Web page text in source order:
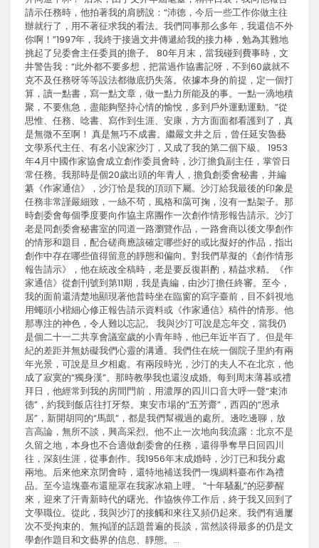
請示任務時，他拍著我的肩膀說：“沛德，今后一些工作你做主往
辦就行了，用不著征求我的看法。我們同事那么多年，我還信不外
你啊！”1997年，我終于接過文井傳遞給我的接力棒，勉為其難地
挑起了兒委會主任委員的擔子。 80年月末，當我碰到費事時，文
井警告我：“此外都不要多想，把當過作協書記呀，不到60歲就不
克不及任務呀等等設法都徹底扔失落。依據本身的前提，定一個打
算，讀一點書，寫一點文章，做一點力所能及的事。一點一滴地積
聚，不要焦急，盡能夠堅持心情的愉悅，多到戶外運動運動。”從
思惟、任務、唸書、寫作到生涯、安康，方方面面都看護到了，真
是無微不至啊！ 真是無巧不成書。繼嚴文井之后，曾任延安魯藝
文學系代主任、有名小說家沙汀，又成了我的第二個下級。 1953
年4月中國作家協會成立創作委員會時，沙汀擔負副主任，掌管日
常任務。我那時是個20歲出頭的年青人，擔負創委會秘書，并編
纂《作家通信》，沙汀恰是我的頂頭下屬。沙汀給我最後的印象是
任務非常謹嚴細致，一絲不茍，風格和藹可掬，沒有一點架子。那
時創委會每個季度要向作協主席團作一次創作情形報告請示。沙汀
老是同創委會秘書室的同道一路瀏覽作品，一路會商以後文學創作
的情形和題目，配合磋商應該確定哪些好的或比擬好的作品，指出
創作中存在哪些值得留意的靜態和偏向。對我們草擬的《創作情形
報告請示》，他在統改全稿時，老是要反復斟酌，精益求精。《作
家通信》從創刊號到第11期，我是責編，由沙汀擔任終審。至今，
我的面前還清楚地顯現著他昔時坐在臨窗的寫字臺前，目不斜視地
用蠅頭小楷細心修正報告請示資料或《作家通信》稿件的情形。他
那專注的神色，令人難以忘記。 我與沙汀可說是忘年交，當我仍
是個二十一二共享會議室歲的小青年時，他已年近半百了。但是年
紀的差距并無妨礙我們心靈的溝通。我們住在統一個院子里約有兩
年光景，可說是旦夕相處。有兩段時光，沙汀的夫人不在北京，他
成了寂寞的“獨身漢”。那時教學我也還沒成婚。每到周末薄暮或禮
拜日，他經常到我的房間門前，用濃厚的四川口音大呼一聲“束沛
德”，約我到飯店往打牙祭。東安市場的“五芳齋”，西四的“恩承
居”，新開胡同的“馬凱”，都是我們幫襯過的處所。邊吃邊聊，放
言高論，無所不談，興高采烈。他不止一次地向我流露：北京不是
久留之地，本身也不合適做創委會的任務，還得爭奪早日回四川
往，深刻生涯，從事創作。我1956年末成婚時，沙汀已和我分處
兩地。后來他來京閉會時，還特地補送我們一塊綢料臺布作為禮
品。至今這塊臺布還籠罩在我家冰箱上哩。 “十年騷亂”的惡夢醒
來，迎來了汗青新時代的曙光。作協恢停工作后，終于我又回到了
文學職位。從此，我與沙汀的接觸和來往又頻仍起來。我們有過屢
次不受拘束的、無拘謹的話題普遍的長談，當然談得最多的仍是文
學創作題目和文藝界的信息、靜態。…